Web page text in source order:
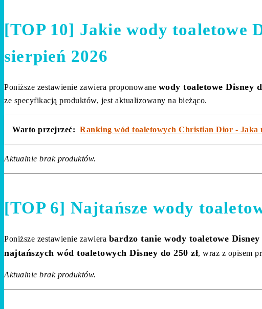
[TOP 10] Jakie wody toaletowe
sierpień 2026
Poniższe zestawienie zawiera proponowane wody toaletowe Disney
ze specyfikacją produktów, jest aktualizowany na bieżąco.
Warto przejrzeć: Ranking wód toaletowych Christian Dior - Jaka
Aktualnie brak produktów.
[TOP 6] Najtańsze wody
Poniższe zestawienie zawiera bardzo tanie wody toaletowe Disney
najtańszych wód toaletowych Disney do 250 zł, wraz z opisem
Aktualnie brak produktów.